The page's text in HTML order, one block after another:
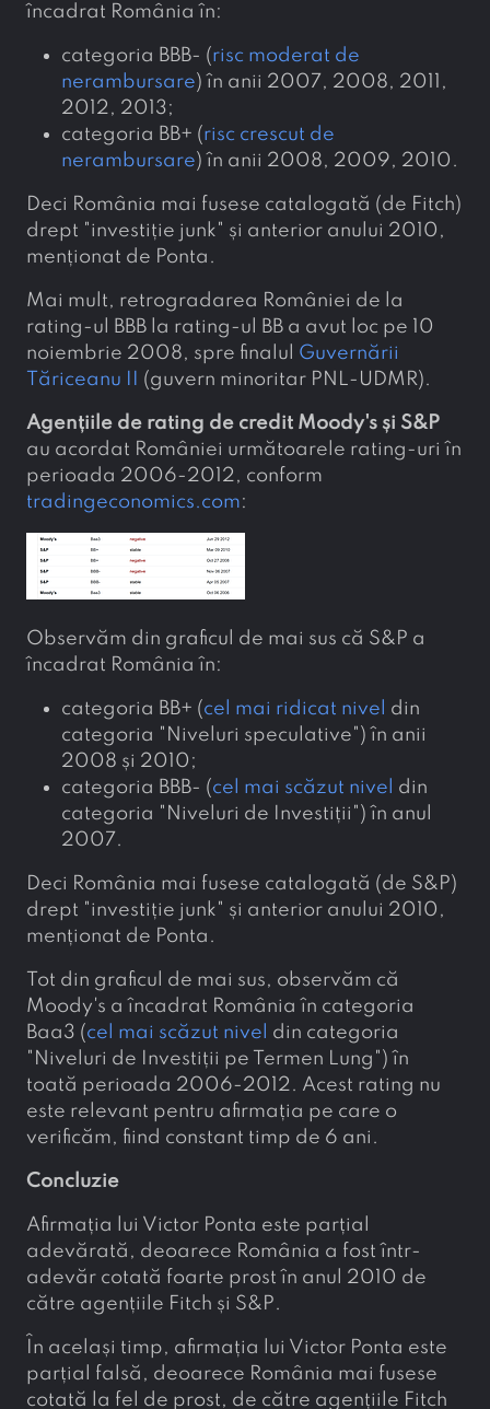
încadrat România în:
categoria BBB- (risc moderat de
nerambursare) în anii 2007, 2008, 2011,
2012, 2013;
categoria BB+ (risc crescut de
nerambursare) în anii 2008, 2009, 2010.
Deci România mai fusese catalogată (de Fitch)
drept "investiție junk" și anterior anului 2010,
menționat de Ponta.
Mai mult, retrogradarea României de la
rating-ul BBB la rating-ul BB a avut loc pe 10
noiembrie 2008, spre finalul Guvernării
Tăriceanu II
(guvern minoritar PNL-UDMR).
Agențiile de rating de credit Moody's și S&P
au acordat României următoarele rating-uri în
perioada 2006-2012, conform
tradingeconomics.com:
Observăm din graficul de mai sus că S&P a
încadrat România în:
categoria BB+ (cel mai ridicat nivel
din
categoria "Niveluri speculative") în anii
2008 și 2010;
categoria BBB- (cel mai scăzut nivel
din
categoria "Niveluri de Investiții") în anul
2007.
Deci România mai fusese catalogată (de S&P)
drept "investiție junk" și anterior anului 2010,
menționat de Ponta.
Tot din graficul de mai sus, observăm că
Moody's a încadrat România în categoria
Baa3 (cel mai scăzut nivel
din categoria
"Niveluri de Investiții pe Termen Lung") în
toată perioada 2006-2012. Acest rating nu
este relevant pentru afirmația pe care o
verificăm, fiind constant timp de 6 ani.
Concluzie
Afirmația lui Victor Ponta este parțial
adevărată, deoarece România a fost într-
adevăr cotată foarte prost în anul 2010 de
către agențiile Fitch și S&P.
În același timp, afirmația lui Victor Ponta este
parțial falsă, deoarece România mai fusese
cotată la fel de prost, de către agențiile Fitch